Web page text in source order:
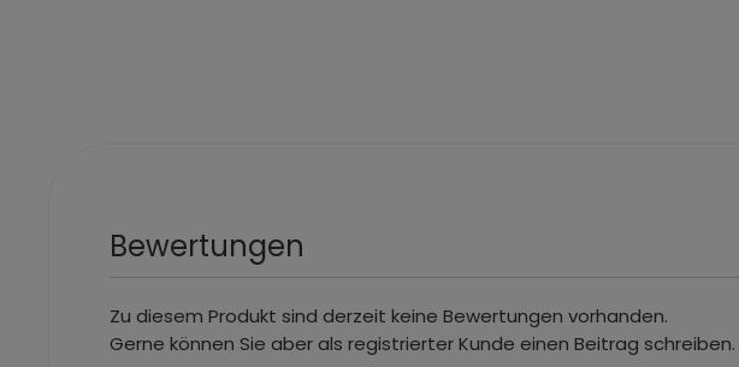
Bewertungen
Zu diesem Produkt sind derzeit keine Bewertungen vorhanden.
Gerne können Sie aber als registrierter Kunde einen Beitrag schreiben.